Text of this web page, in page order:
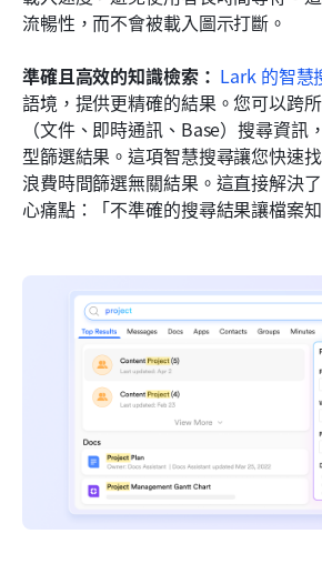
流暢性，而不會被載入圖示打斷。
準確且高效的知識檢索： Lark 的智慧
語境，提供更精確的結果。您可以跨
（文件、即時通訊、Base）搜尋資訊
型篩選結果。這項智慧搜尋讓您快速
浪費時間篩選無關結果。這直接解決
心痛點：「不準確的搜尋結果讓檔案